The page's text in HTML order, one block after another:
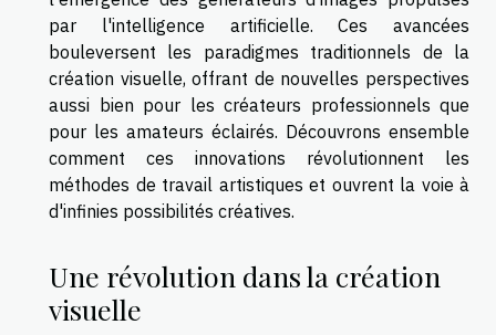
par l'intelligence artificielle. Ces avancées
bouleversent les paradigmes traditionnels de la
création visuelle, offrant de nouvelles perspectives
aussi bien pour les créateurs professionnels que
pour les amateurs éclairés. Découvrons ensemble
comment ces innovations révolutionnent les
méthodes de travail artistiques et ouvrent la voie à
d'infinies possibilités créatives.
Une révolution dans la création
visuelle